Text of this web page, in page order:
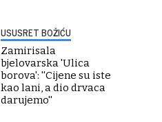
USUSRET BOŽIĆU
Zamirisala
bjelovarska 'Ulica
borova': ''Cijene su iste
kao lani, a dio drvaca
darujemo''